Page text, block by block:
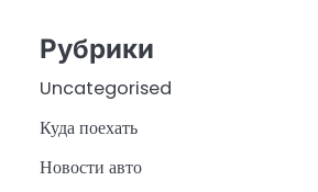
Рубрики
Uncategorised
Куда поехать
Новости авто